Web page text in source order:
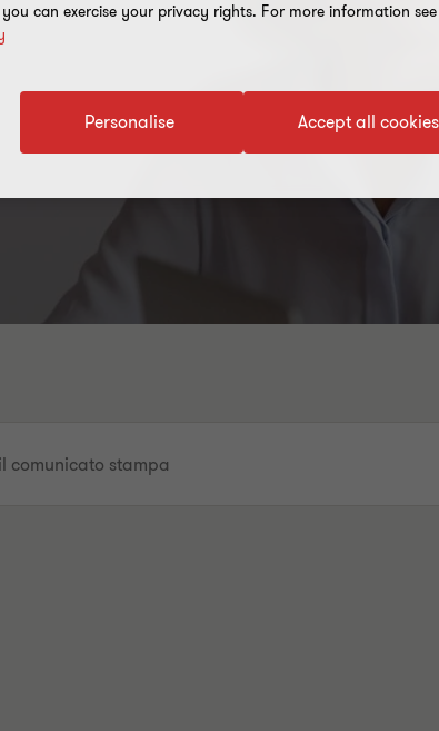
can exercise your privacy rights. For more information
Accept all cookies
Personalise